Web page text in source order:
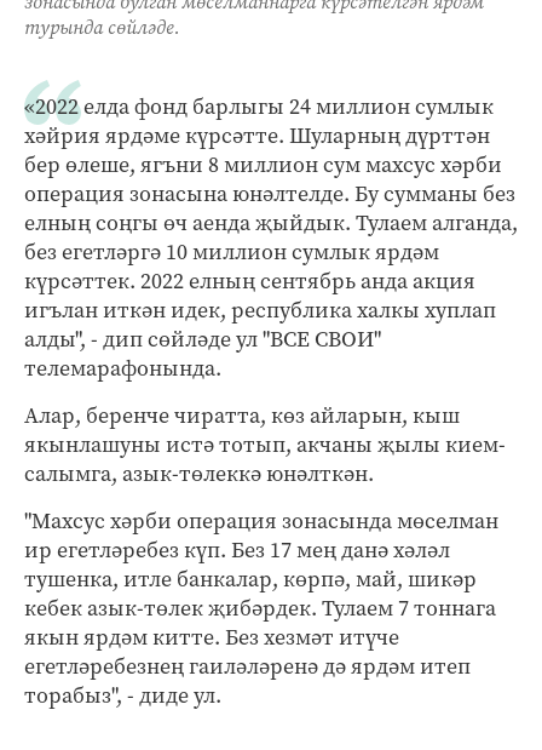
турында сөйләде.
«2022 елда фонд барлыгы 24 миллион сумлык
хәйрия ярдәме күрсәтте. Шуларның дүрттән
бер өлеше, ягъни 8 миллион сум махсус хәрби
операция зонасына юнәлтелде. Бу сумманы без
елның соңгы өч аенда җыйдык. Тулаем алганда,
без егетләргә 10 миллион сумлык ярдәм
күрсәттек. 2022 елның сентябрь анда акция
игълан иткән идек, республика халкы хуплап
алды", - дип сөйләде ул "ВСЕ СВОИ"
телемарафонында.
Алар, беренче чиратта, көз айларын, кыш
якынлашуны истә тотып, акчаны җылы кием-
салымга, азык-төлеккә юнәлткән.
"Махсус хәрби операция зонасында мөселман
ир егетләребез күп. Без 17 мең данә хәләл
тушенка, итле банкалар, көрпә, май, шикәр
кебек азык-төлек җибәрдек. Тулаем 7 тоннага
якын ярдәм китте. Без хезмәт итүче
егетләребезнең гаиләләренә дә ярдәм итеп
торабыз", - диде ул.